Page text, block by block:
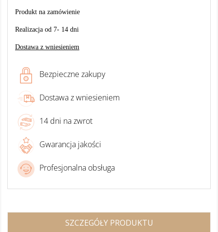
Produkt na zamówienie
Realizacja od 7- 14 dni
Dostawa z wniesieniem
Bezpieczne zakupy
Dostawa z wniesieniem
14 dni na zwrot
Gwarancja jakości
Profesjonalna obsługa
SZCZEGÓŁY PRODUKTU